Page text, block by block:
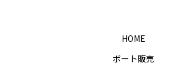
HOME
ボート販売